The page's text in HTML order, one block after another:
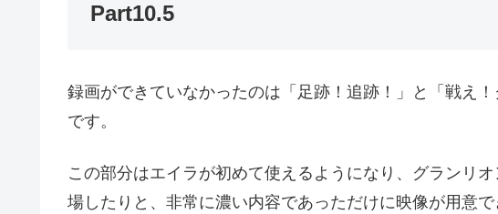
Part10.5
録画ができていなかったのは「足跡！追跡！」と「戦え
です。
この部分はエイラが初めて使えるようになり、グランリ
場したりと、非常に濃い内容であっただけに映像が用意